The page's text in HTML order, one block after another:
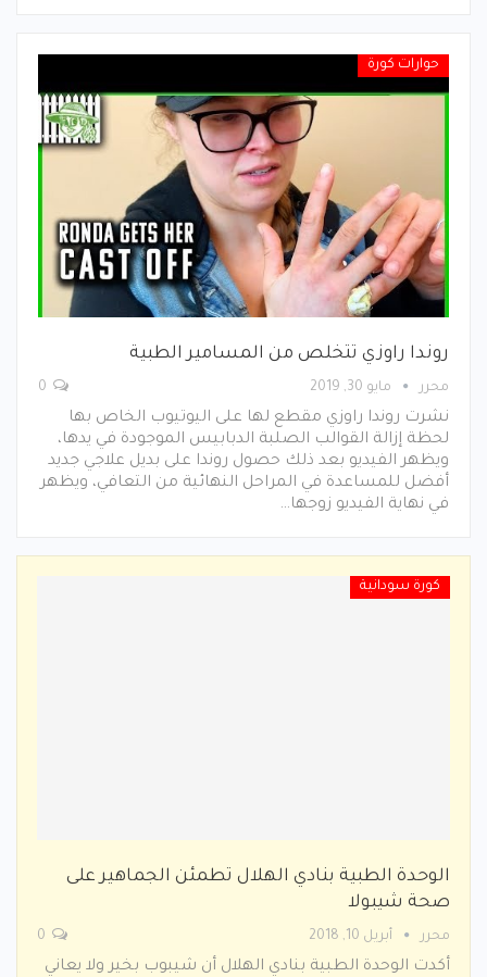
حوارات كورة
روندا راوزي تتخلص من المسامير الطبية
محرر مايو 30, 2019
نشرت روندا راوزي مقطع لها على اليوتيوب الخاص بها
لحظة إزالة القوالب الصلبة الدبابيس الموجودة في يدها،
ويظهر الفيديو بعد ذلك حصول روندا على بديل علاجي جديد
أفضل للمساعدة في المراحل النهائية من التعافي، ويظهر
في نهاية الفيديو زوجها…
كورة سودانية
الوحدة الطبية بنادي الهلال تطمئن الجماهير على
صحة شيبولا
محرر أبريل 10, 2018
أكدت الوحدة الطبية بنادي الهلال أن شيبوب بخير ولا يعاني